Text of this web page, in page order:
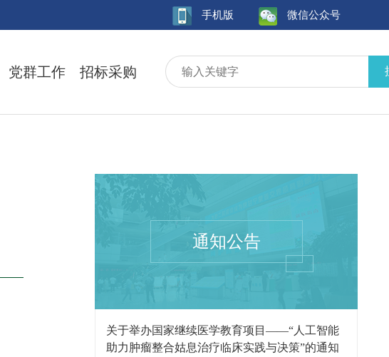
手机版 微信公众号
党群工作 招标采购
通知公告
关于举办国家继续医学教育项目——“人工智能
助力肿瘤整合姑息治疗临床实践与决策”的通知